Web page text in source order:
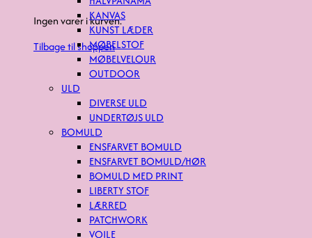
Ingen varer i kurven.
Tilbage til shoppen
KANVAS
KUNST LÆDER
MØBELSTOF
MØBELVELOUR
OUTDOOR
ULD
DIVERSE ULD
UNDERTØJS ULD
BOMULD
ENSFARVET BOMULD
ENSFARVET BOMULD/HØR
BOMULD MED PRINT
LIBERTY STOF
LÆRRED
PATCHWORK
VOILE